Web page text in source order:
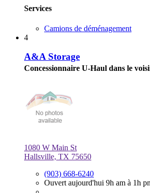
Services
Camions de déménagement
4
A&A Storage
Concessionnaire U-Haul dans le
1080 W Main St
Hallsville, TX 75650
(903) 668-6240
Ouvert aujourd'hui 9h am à 1h